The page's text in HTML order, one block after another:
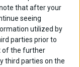
that after your
seeing
utilized by
parties prior to
of the further
third parties on the
ρωσια
χρηματιστηριο